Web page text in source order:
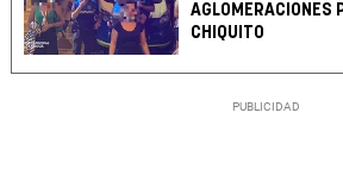
AGLOMERACIONES
CHIQUITO